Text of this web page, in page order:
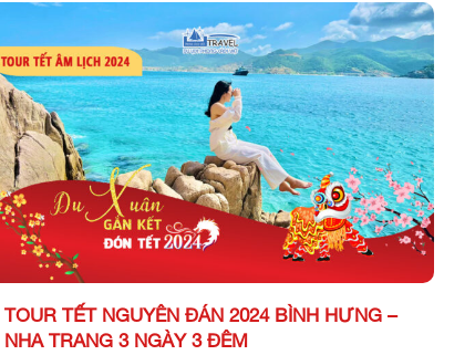
TOUR TẾT NGUYÊN ĐÁN 2024 BÌNH HƯNG –
NHA TRANG 3 NGÀY 3 ĐÊM